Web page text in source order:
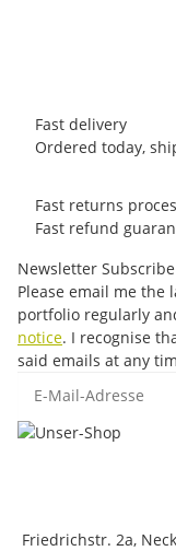
Fast delivery
Ordered today,
Fast returns
Fast refund
Newsletter Subscribe
Please email me
portfolio regularly
notice. I recognise
said emails at any
Friedrichstr. 2a,